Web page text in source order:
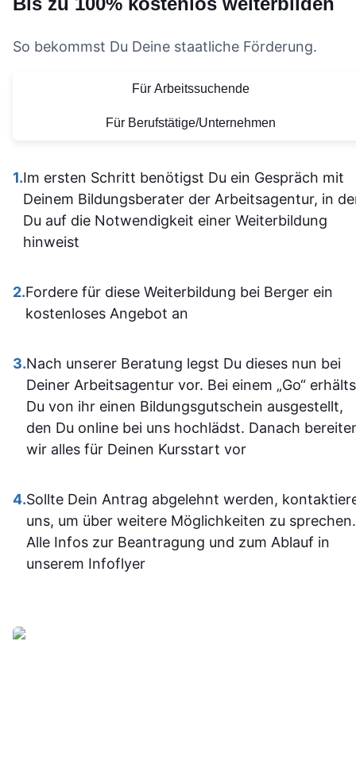
Lernen deutlich
die Organisation und die
Lernmaterialien sind auf
einem hohen Niveau.
zugänglich, sodass man
sich gut orientieren kann.
Insgesamt ist der
alle, die sich im Bereich
SPS weiterbilden oder
Sehr empfehlenswert! 👍
wärmstens
Vielen Dank für
Lernerfahrung
nicht
aufgebaut
man kam
dann gut
allem
einiges
und fühle
im
jetzt
sicherer.
So bekommst Du Deine staatliche Förderung.
Für Arbeitssuchende
Für Berufstätige/Unternehmen
1.Im ersten Schritt benötigst Du ein Gespräch mit
Deinem Bildungsberater der Arbeitsagentur, in
Du auf die Notwendigkeit einer Weiterbildung
hinweist
2.Fordere für diese Weiterbildung bei Berger ein
kostenloses Angebot an
3.Nach unserer Beratung legst Du dieses nun bei
Deiner Arbeitsagentur vor. Bei einem „Go“
Du von ihr einen Bildungsgutschein ausgestellt,
den Du online bei uns hochlädst. Danach
wir alles für Deinen Kursstart vor
4.Sollte Dein Antrag abgelehnt werden,
uns, um über weitere Möglichkeiten zu sprechen.
Alle Infos zur Beantragung und zum Ablauf in
unserem Infoflyer